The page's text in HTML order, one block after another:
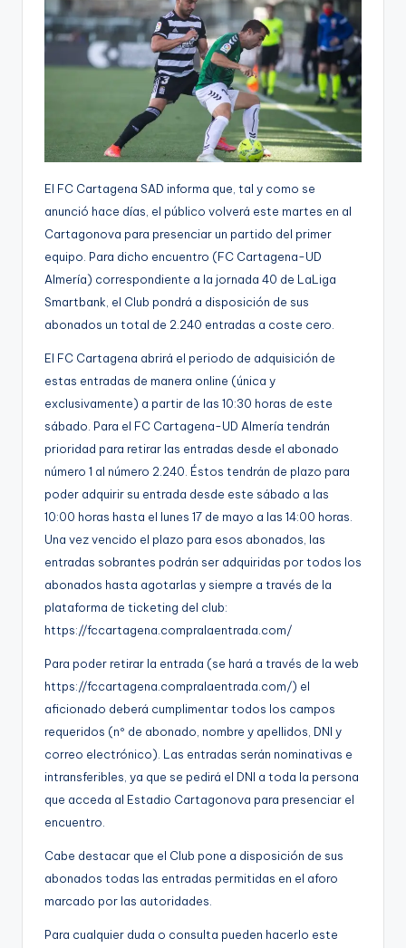
El FC Cartagena SAD informa que, tal y como se
anunció hace días, el público volverá este martes en al
Cartagonova para presenciar un partido del primer
equipo. Para dicho encuentro (FC Cartagena-UD
Almería) correspondiente a la jornada 40 de LaLiga
Smartbank, el Club pondrá a disposición de sus
abonados un total de 2.240 entradas a coste cero.
El FC Cartagena abrirá el periodo de adquisición de
estas entradas de manera online (única y
exclusivamente) a partir de las 10:30 horas de este
sábado. Para el FC Cartagena-UD Almería tendrán
prioridad para retirar las entradas desde el abonado
número 1 al número 2.240. Éstos tendrán de plazo para
poder adquirir su entrada desde este sábado a las
10:00 horas hasta el lunes 17 de mayo a las 14:00 horas.
Una vez vencido el plazo para esos abonados, las
entradas sobrantes podrán ser adquiridas por todos los
abonados hasta agotarlas y siempre a través de la
plataforma de ticketing del club:
https://fccartagena.compralaentrada.com/
Para poder retirar la entrada (se hará a través de la web
https://fccartagena.compralaentrada.com/) el
aficionado deberá cumplimentar todos los campos
requeridos (nº de abonado, nombre y apellidos, DNI y
correo electrónico). Las entradas serán nominativas e
intransferibles, ya que se pedirá el DNI a toda la persona
que acceda al Estadio Cartagonova para presenciar el
encuentro.
Cabe destacar que el Club pone a disposición de sus
abonados todas las entradas permitidas en el aforo
marcado por las autoridades.
Para cualquier duda o consulta pueden hacerlo este